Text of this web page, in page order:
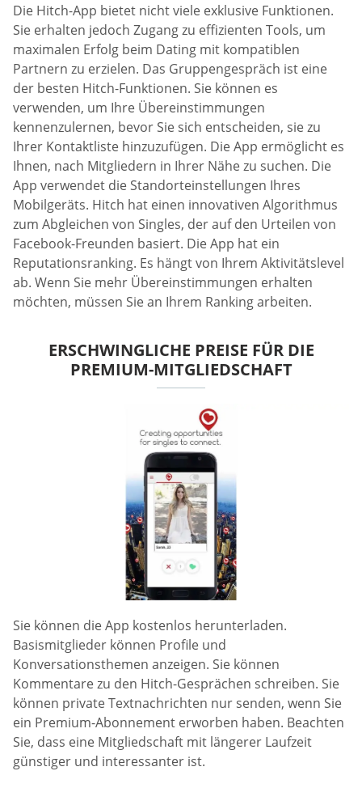
Die Hitch-App bietet nicht viele exklusive Funktionen.
Sie erhalten jedoch Zugang zu effizienten Tools, um
maximalen Erfolg beim Dating mit kompatiblen
Partnern zu erzielen. Das Gruppengespräch ist eine
der besten Hitch-Funktionen. Sie können es
verwenden, um Ihre Übereinstimmungen
kennenzulernen, bevor Sie sich entscheiden, sie zu
Ihrer Kontaktliste hinzuzufügen. Die App ermöglicht es
Ihnen, nach Mitgliedern in Ihrer Nähe zu suchen. Die
App verwendet die Standorteinstellungen Ihres
Mobilgeräts. Hitch hat einen innovativen Algorithmus
zum Abgleichen von Singles, der auf den Urteilen von
Facebook-Freunden basiert. Die App hat ein
Reputationsranking. Es hängt von Ihrem Aktivitätslevel
ab. Wenn Sie mehr Übereinstimmungen erhalten
möchten, müssen Sie an Ihrem Ranking arbeiten.
ERSCHWINGLICHE PREISE FÜR DIE
PREMIUM-MITGLIEDSCHAFT
Sie können die App kostenlos herunterladen.
Basismitglieder können Profile und
Konversationsthemen anzeigen. Sie können
Kommentare zu den Hitch-Gesprächen schreiben. Sie
können private Textnachrichten nur senden, wenn Sie
ein Premium-Abonnement erworben haben. Beachten
Sie, dass eine Mitgliedschaft mit längerer Laufzeit
günstiger und interessanter ist.